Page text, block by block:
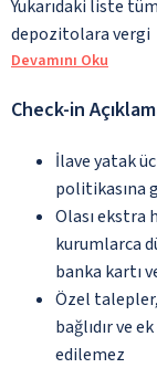
Yukarıdaki liste
depozitolara vergi
Devamını Oku
Check-in
İlave yatak
politikasına
Olası
kurumlarca
banka kartı
Özel
bağlıdır ve
edilemez